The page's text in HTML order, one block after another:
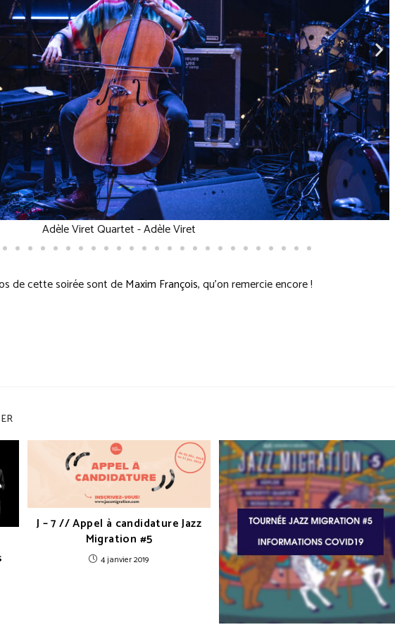
Prospectus
de cette soirée sont deMaxim François, qu’on remercie encore !
J – 7 // Appel à candidature Jazz
Migration #5
4 janvier 2019